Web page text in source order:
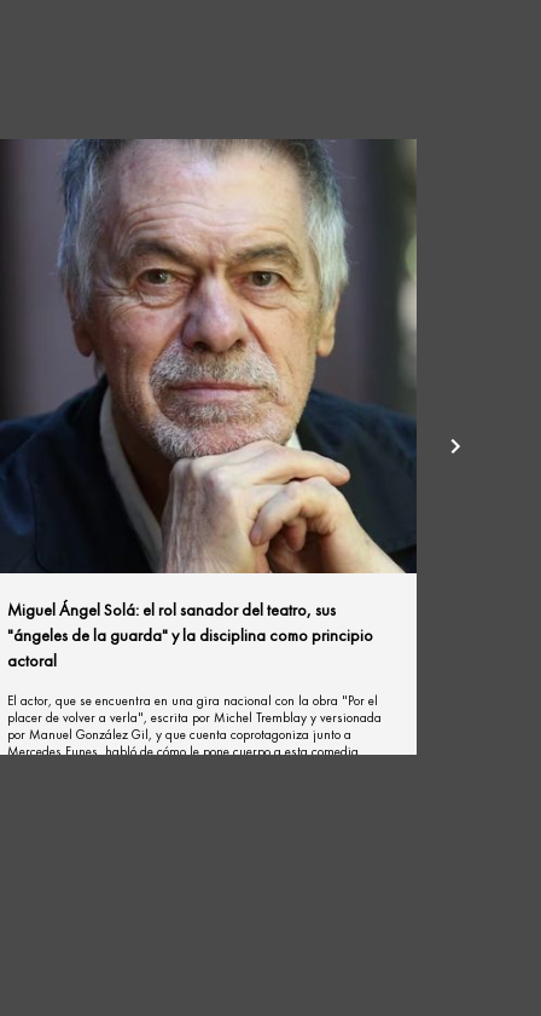
Miguel Ángel Solá: el rol sanador del teatro, sus
"ángeles de la guarda" y la disciplina como principio
actoral
El actor, que se encuentra en una gira nacional con la obra "Por el
placer de volver a verla", escrita por Michel Tremblay y versionada
por Manuel González Gil, y que cuenta coprotagoniza junto a
Mercedes Funes, habló de cómo le pone cuerpo a esta comedia